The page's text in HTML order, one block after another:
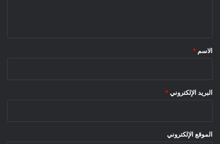
*
الاسم *
البريد الإلكتروني *
الموقع الإلكتروني